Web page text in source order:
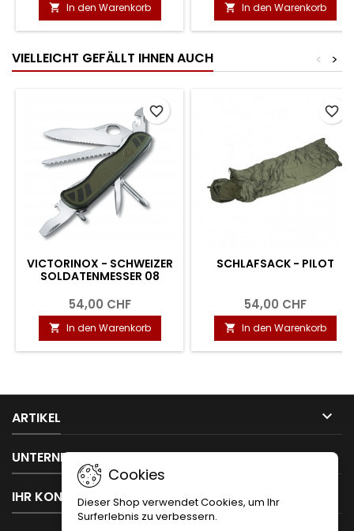
 In den Warenkorb  In den Warenkorb
VIELLEICHT GEFÄLLT IHNEN AUCH >
<
VICTORINOX - SCHWEIZER
SOLDATENMESSER 08
54,00 CHF
 In den Warenkorb
favorite_border
SCHLAFSACK - PILOT
54,00 CHF
 In den Warenkorb
favorite_border
ARTIKEL 
UNTERNEHMEN 
IHR KONTO
Cookies
Dieser Shop verwendet Cookies, um Ihr
Surferlebnis zu verbessern.